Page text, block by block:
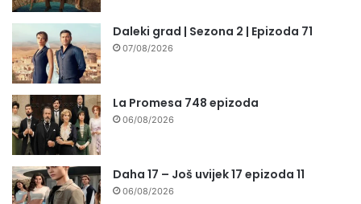
Daleki grad | Sezona 2 | Epizoda 71
07/08/2026
La Promesa 748 epizoda
06/08/2026
Daha 17 – Još uvijek 17 epizoda 11
06/08/2026